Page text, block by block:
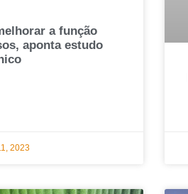
a função
aponta estudo
2023